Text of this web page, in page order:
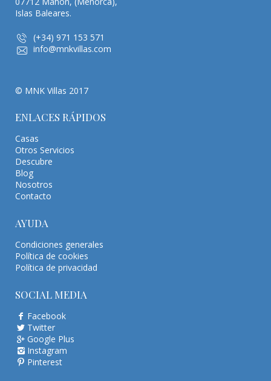
Islas Baleares.
(+34) 971 153 571
info@mnkvillas.com
© MNK Villas 2017
ENLACES RÁPIDOS
Casas
Otros Servicios
Descubre
Blog
Nosotros
Contacto
AYUDA
Condiciones generales
Política de cookies
Política de privacidad
SOCIAL MEDIA
Facebook
Twitter
Google Plus
Instagram
Pinterest